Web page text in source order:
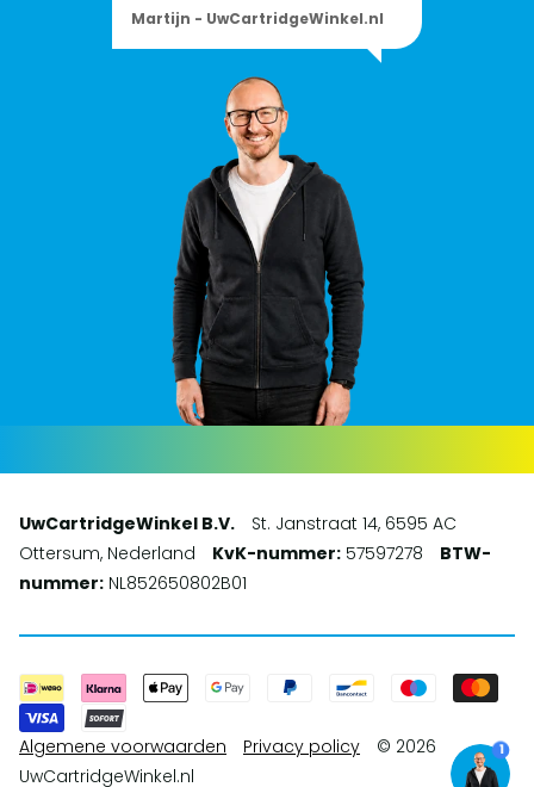
Martijn - UwCartridgeWinkel.nl
UwCartridgeWinkel B.V.
St. Janstraat 14, 6595 AC
Ottersum, Nederland
KvK-nummer: 57597278
BTW-
nummer: NL852650802B01
Algemene voorwaarden Privacy policy
© 2026
UwCartridgeWinkel.nl
1